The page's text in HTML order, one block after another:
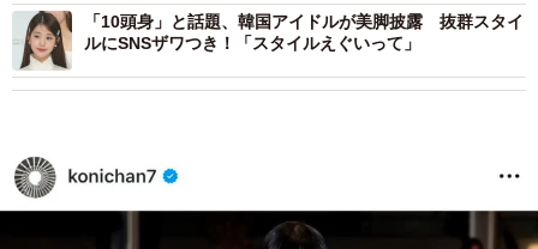
「10頭身」と話題、韓国アイドルが美脚披露 抜群スタイ
ルにSNSザワつき！「スタイルえぐいって」